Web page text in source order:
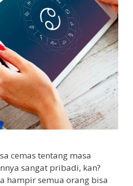
cemas tentang masa
sangat pribadi, kan?
hampir semua orang bisa